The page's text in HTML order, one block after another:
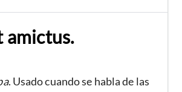
amictus.
. Usado cuando se habla de las